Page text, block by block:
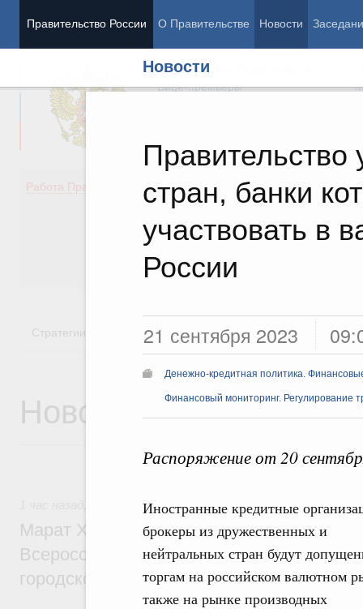
Правительство России О Правительстве Новости
Новости
Правительство
стран, банки
участвовать в
России
21 сентября 2023
Денежно-кредитная политика.
Финансовый мониторинг. Регулирование
Распоряжение от 20
Иностранные кредитные
брокеры из дружественных и
нейтральных стран будут
торгам на российском валютном
также на рынке производных
Председатель Правительства
Вице-премьеры
Работа Правительства
Демография
Здоровье
Культура
Государство
Стратегии Государственные программы
Новости
Экономика городов. Городская среда
Марат Хуснуллин провёл заседание
Всероссийского конкурса лучших
городской среды